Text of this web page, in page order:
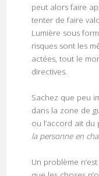
peut alors faire
tenter de faire
Lumière sous
risques sont les
actées, tout le
directives.
Sachez que peu
dans la zone de
ou l’accord ait du
la personne en
Un problème